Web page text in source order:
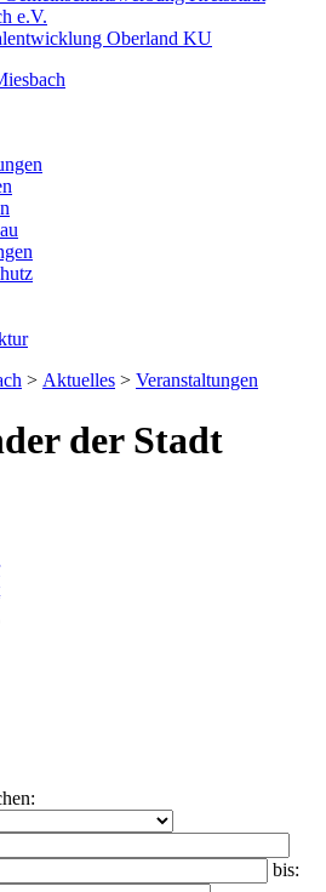
e.V.
Oberland KU
> Aktuelles > Veranstaltungen
der Stadt
bis: